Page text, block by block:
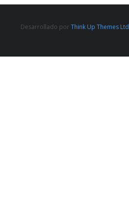
Desarrollado porThink Up Themes Ltd